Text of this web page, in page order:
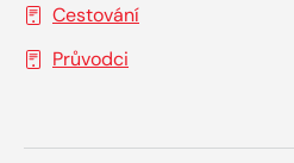
Cestování
Průvodci